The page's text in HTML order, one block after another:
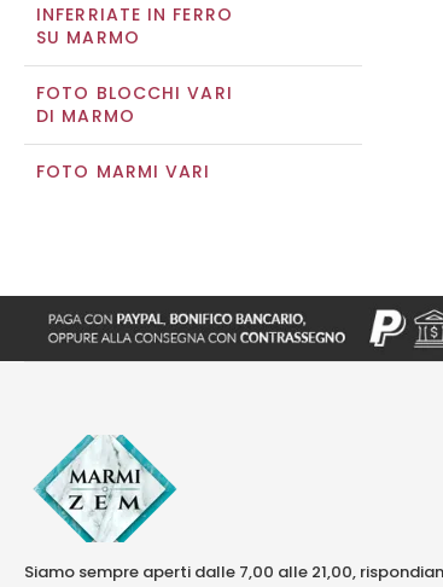
INFERRIATE IN FERRO
SU MARMO
FOTO BLOCCHI VARI
DI MARMO
FOTO MARMI VARI
Siamo sempre aperti dalle 7,00 alle 21,00,